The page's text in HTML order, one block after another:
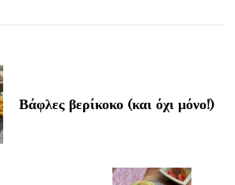
Βάφλες βερίκοκο (και όχι μόνο!)